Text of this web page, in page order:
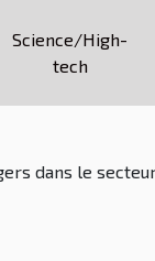
Science/High-
tech
dans le